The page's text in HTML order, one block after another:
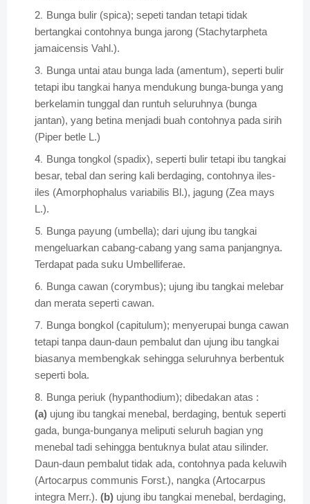
Bunga bulir (spica); sepeti tandan tetapi tidak
bertangkai contohnya bunga jarong (Stachytarpheta
jamaicensis Vahl.).
Bunga untai atau bunga lada (amentum), seperti bulir
tetapi ibu tangkai hanya mendukung bunga-bunga yang
berkelamin tunggal dan runtuh seluruhnya (bunga
jantan), yang betina menjadi buah contohnya pada sirih
(Piper betle L.)
Bunga tongkol (spadix), seperti bulir tetapi ibu tangkai
besar, tebal dan sering kali berdaging, contohnya iles-
iles (Amorphophalus variabilis Bl.), jagung (Zea mays
L.).
Bunga payung (umbella); dari ujung ibu tangkai
mengeluarkan cabang-cabang yang sama panjangnya.
Terdapat pada suku Umbelliferae.
Bunga cawan (corymbus); ujung ibu tangkai melebar
dan merata seperti cawan.
Bunga bongkol (capitulum); menyerupai bunga cawan
tetapi tanpa daun-daun pembalut dan ujung ibu tangkai
biasanya membengkak sehingga seluruhnya berbentuk
seperti bola.
Bunga periuk (hypanthodium); dibedakan atas :
(a) ujung ibu tangkai menebal, berdaging, bentuk seperti
gada, bunga-bunganya meliputi seluruh bagian yng
menebal tadi sehingga bentuknya bulat atau silinder.
Daun-daun pembalut tidak ada, contohnya pada keluwih
(Artocarpus communis Forst.), nangka (Artocarpus
integra Merr.). (b) ujung ibu tangkai menebal, berdaging,